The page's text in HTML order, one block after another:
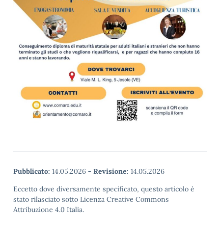
Pubblicato: 14.05.2026 - Revisione: 14.05.2026
Eccetto dove diversamente specificato, questo articolo è
stato rilasciato sotto Licenza Creative Commons
Attribuzione 4.0 Italia.